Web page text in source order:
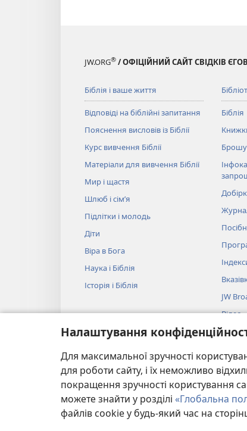
Налаштування
Для максимальної зручності
для роботи сайту, і їх неможливо
покращення зручності користування
можете знайти у розділі «Глобальна
файлів cookie у будь-який час на
JW.ORG® / ОФІЦІЙНИЙ САЙТ СВІДКІВ
Біблія і ваше життя
Відповіді на біблійні запитання
Пояснення висловів із Біблії
Курс вивчення Біблії
Матеріали для вивчення Біблії
Мир і щастя
Шлюб і сім’я
Підлітки і молодь
Діти
Віра в Бога
Наука і Біблія
Історія і Біблія
Біблія
JW
Відео
© 2026 Watch Tower Bible and Tract